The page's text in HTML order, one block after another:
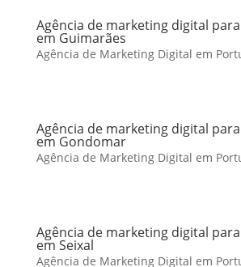
Agência de marketing digital
em Guimarães
Agência de Marketing Digital em
Agência de marketing digital
em Gondomar
Agência de Marketing Digital em
Agência de marketing digital
em Seixal
Agência de Marketing Digital em